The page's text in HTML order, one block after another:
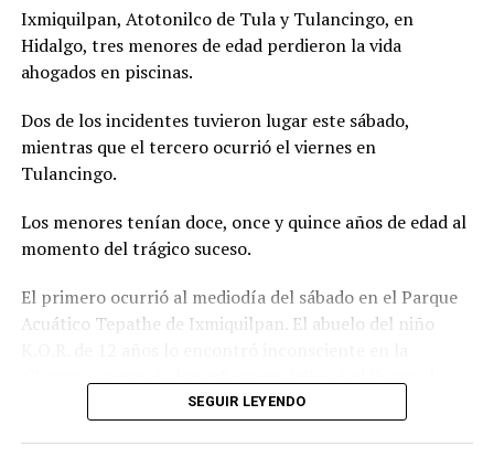
Ixmiquilpan, Atotonilco de Tula y Tulancingo, en
Hidalgo, tres menores de edad perdieron la vida
ahogados en piscinas.
Dos de los incidentes tuvieron lugar este sábado,
mientras que el tercero ocurrió el viernes en
Tulancingo.
Los menores tenían doce, once y quince años de edad al
momento del trágico suceso.
El primero ocurrió al mediodía del sábado en el Parque
Acuático Tepathe de Ixmiquilpan. El abuelo del niño
El segundo caso tuvo lugar en el balneario “Vito” en
SEGUIR LEYENDO